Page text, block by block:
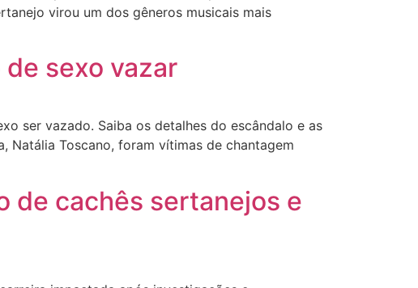
virou um dos gêneros musicais mais
sexo vazar
ser vazado. Saiba os detalhes do escândalo e as
Natália Toscano, foram vítimas de chantagem
de cachês sertanejos e